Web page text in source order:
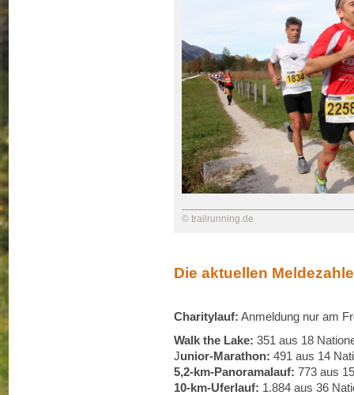
© trailrunning.de
Die aktuellen
Charitylauf: Anmeldung nur am
Walk the Lake: 351 aus 18
Junior-Marathon: 491 aus 14
5,2-km-Panoramalauf: 773 aus
10-km-Uferlauf: 1.884 aus 36